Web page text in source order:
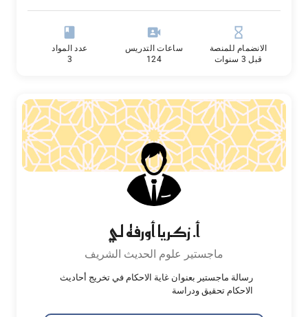
hourglass_empty
الانضمام للمنصة
قبل 3 سنوات
video_camera_front
ساعات التدريس
124
book
عدد المواد
3
أ. زكريا أورفه لي
ماجستير علوم الحديث الشريف
رسالة ماجستير بعنوان غاية الاحكام في تخريج أحاديث
الاحكام تحقيق ودراسة